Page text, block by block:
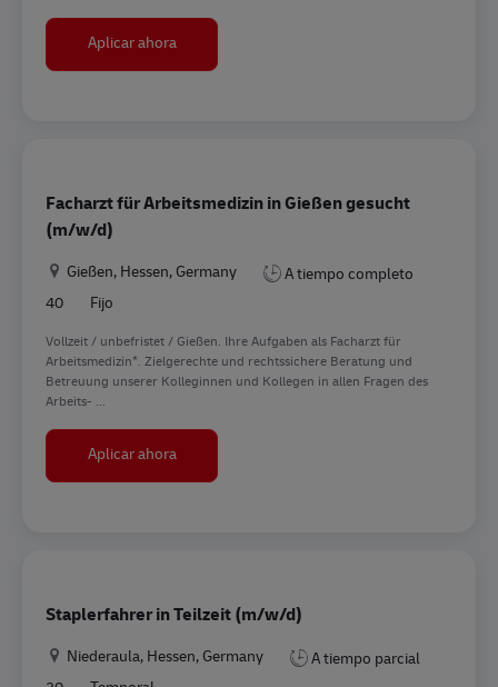
Aplicar ahoraLagermitarbeiter:in im Paketzentrum Bruchsal
Facharzt für Arbeitsmedizin in Gießen gesucht
(m/w/d)
Ubicación
Gießen, Hessen, Germany
A tiempo completo
40
Fijo
Vollzeit / unbefristet / Gießen. Ihre Aufgaben als Facharzt für
Arbeitsmedizin*. Zielgerechte und rechtssichere Beratung und
Betreuung unserer Kolleginnen und Kollegen in allen Fragen des
Arbeits- ...
Aplicar ahoraFacharzt für Arbeitsmedizin in Gießen gesucht
Staplerfahrer in Teilzeit (m/w/d)
Ubicación
Niederaula, Hessen, Germany
A tiempo parcial